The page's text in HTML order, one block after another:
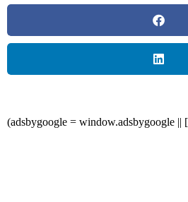
(adsbygoogle = window.adsbygoogle